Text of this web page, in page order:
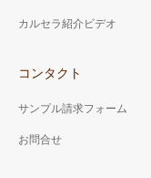
カルセラ紹介ビデオ
コンタクト
サンプル請求フォーム
お問合せ